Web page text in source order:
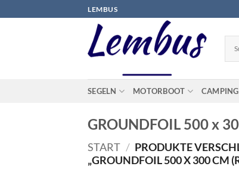
Inhalt
LEMBUS
SEGELN MOTORBOOT CAMPING
GROUNDFOIL 500 x
START / PRODUKTE
„GROUNDFOIL 500 X 300 CM